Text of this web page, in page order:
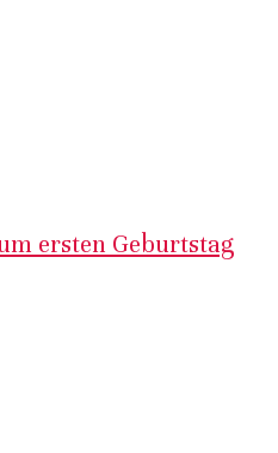
ersten Geburtstag